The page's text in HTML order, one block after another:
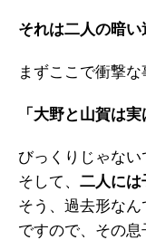
それは二人の暗い
まずここで衝撃な
「大野と山賀は
びっくりじゃない
そして、 二人には
そう、過去形なん
ですので、その